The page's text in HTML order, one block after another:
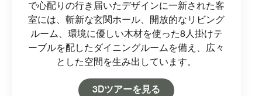
で心配りの行き届いたデザインに一新された客
室には、斬新な玄関ホール、開放的なリビング
ルーム、環境に優しい木材を使った8人掛けテ
ーブルを配したダイニングルームを備え、広々
とした空間を生み出しています。
3Dツアーを見る Open in New Tab